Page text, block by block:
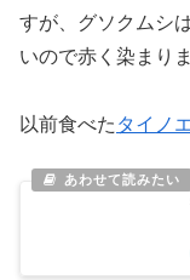
すが、グソクムシ
いので赤く染まり
以前食べた タイノ